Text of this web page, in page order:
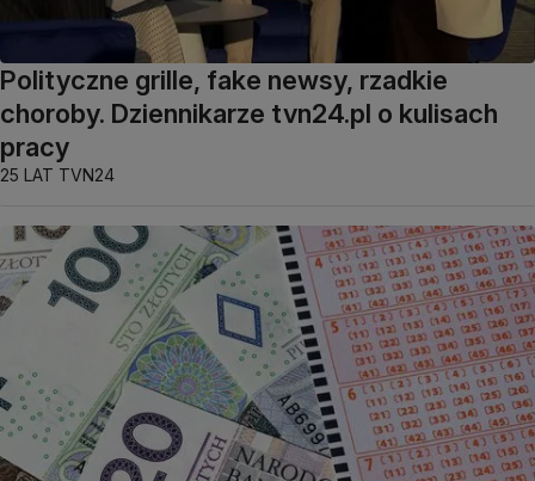
Polityczne grille, fake newsy, rzadkie
choroby. Dziennikarze tvn24.pl o kulisach
pracy
25 LAT TVN24